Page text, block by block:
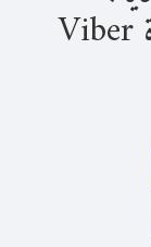
بمجرد حصولك على أرصدة Viber